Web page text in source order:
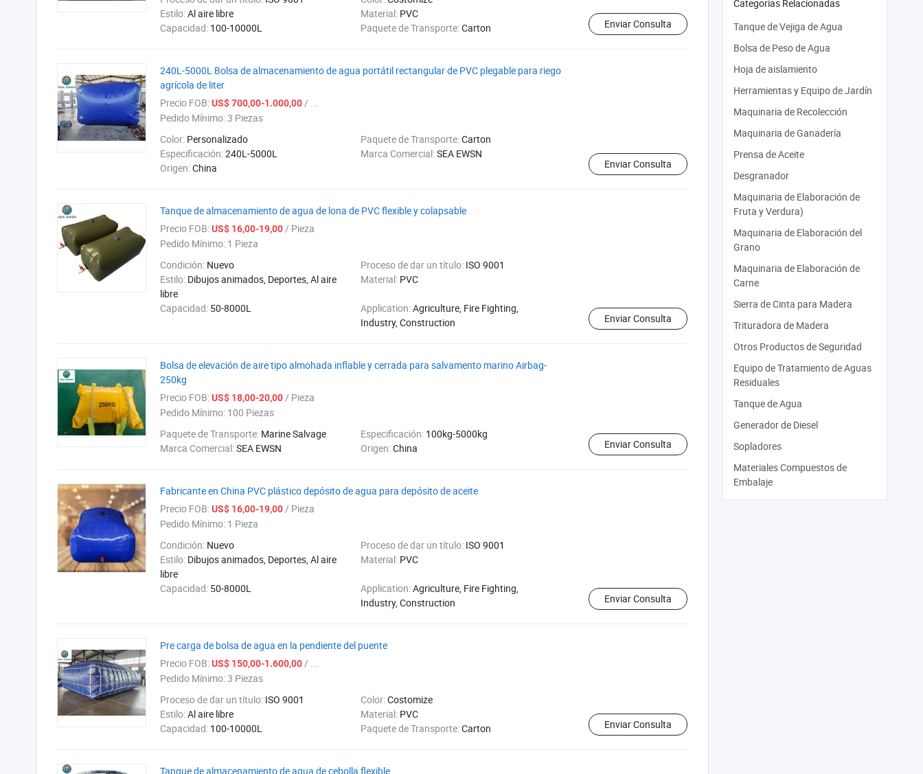
Estilo:Al aire libre Material: PVC
Capacidad: 100-10000L Paquete de Transporte:Carton Enviar Consulta
240L-5000L Bolsa de almacenamiento de agua portátil rectangular de PVC plegable para riego
agrícola de liter
Precio FOB:US$ 700,00-1.000,00/ ...
Pedido Mínimo:3 Piezas
Color: Personalizado Paquete de Transporte:Carton
Especificación:240L-5000L Marca Comercial:SEA EWSN
Origen:China Enviar Consulta
Tanque de almacenamiento de agua de lona de PVC flexible y colapsable
Precio FOB:US$ 16,00-19,00/ Pieza
Pedido Mínimo: 1 Pieza
Condición: Nuevo Proceso de dar un título: ISO 9001
Estilo: Dibujos animados, Deportes, Al aire
libre
Material: PVC
Capacidad: 50-8000L Application:Agriculture, Fire Fighting,
Industry, Construction
Enviar Consulta
Bolsa de elevación de aire tipo almohada inflable y cerrada para salvamento marino Airbag-
250kg
Precio FOB:US$ 18,00-20,00/ Pieza
Pedido Mínimo: 100 Piezas
Paquete de Transporte: Marine Salvage Especificación: 100kg-5000kg
Marca Comercial:SEA EWSN Origen:China Enviar Consulta
Fabricante en China PVC plástico depósito de agua para depósito de aceite
Precio FOB:US$ 16,00-19,00/ Pieza
Pedido Mínimo: 1 Pieza
Condición: Nuevo Proceso de dar un título: ISO 9001
Estilo: Dibujos animados, Deportes, Al aire
libre
Material: PVC
Capacidad: 50-8000L Application:Agriculture, Fire Fighting,
Industry, Construction
Enviar Consulta
Pre carga de bolsa de agua en la pendiente del puente
Precio FOB:US$ 150,00-1.600,00/ ...
Pedido Mínimo:3 Piezas
Proceso de dar un título: ISO 9001 Color:Costomize
Estilo:Al aire libre Material: PVC
Capacidad: 100-10000L Paquete de Transporte:Carton Enviar Consulta
Tanque de almacenamiento de agua de cebolla flexible
Categorias Relacionadas
Tanque de Vejiga de Agua
Bolsa de Peso de Agua
Hoja de aislamiento
Herramientas y Equipo de Jardín
Maquinaria de Recolección
Maquinaria de Ganadería
Prensa de Aceite
Desgranador
Maquinaria de Elaboración de
Fruta y Verdura)
Maquinaria de Elaboración del
Grano
Maquinaria de Elaboración de
Carne
Sierra de Cinta para Madera
Trituradora de Madera
Otros Productos de Seguridad
Equipo de Tratamiento de Aguas
Residuales
Tanque de Agua
Generador de Diesel
Sopladores
Materiales Compuestos de
Embalaje